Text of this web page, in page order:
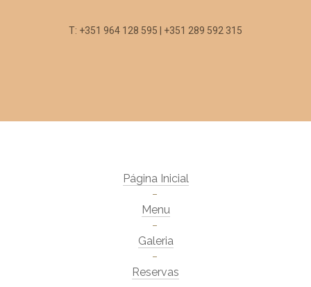
T: +351 964 128 595 | +351 289 592 315
Página Inicial
Menu
Galeria
Reservas